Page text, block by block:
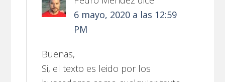
6 mayo, 2020 a las 12:59
PM
Buenas,
Si, el texto es leido por los